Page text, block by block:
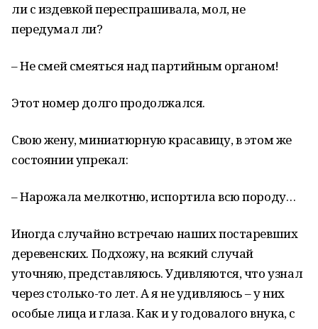
ли с издевкой переспрашивала, мол, не
передумал ли?
– Не смей смеяться над партийным органом!
Этот номер долго продолжался.
Свою жену, миниатюрную красавицу, в этом же
состоянии упрекал:
– Нарожала мелкотню, испортила всю породу…
Иногда случайно встречаю наших постаревших
деревенских. Подхожу, на всякий случай
уточняю, представляюсь. Удивляются, что узнал
через столько-то лет. А я не удивляюсь – у них
особые лица и глаза. Как и у годовалого внука, с